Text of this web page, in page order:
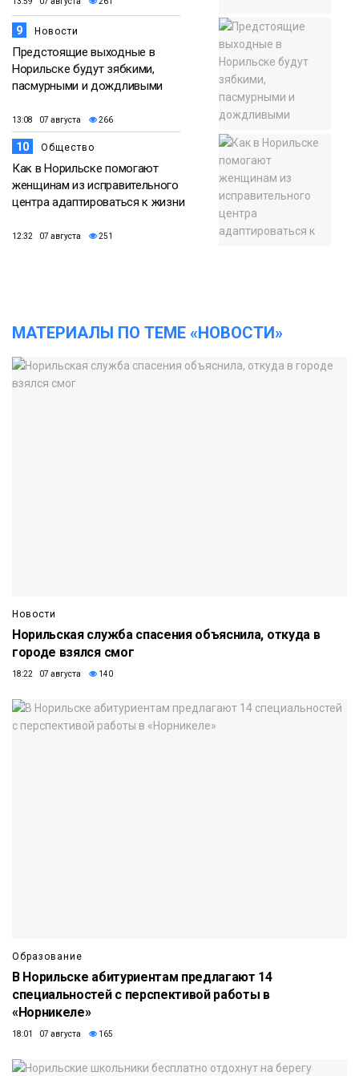
9 Новости
Предстоящие выходные в
Норильске будут зябкими,
пасмурными и дождливыми
13:08 07 августа 266
10 Общество
Как в Норильске помогают
женщинам из исправительного
центра адаптироваться к жизни
12:32 07 августа 251
МАТЕРИАЛЫ ПО ТЕМЕ «НОВОСТИ»
Новости
Норильская служба спасения объяснила, откуда в
городе взялся смог
18:22 07 августа 140
Образование
В Норильске абитуриентам предлагают 14
специальностей с перспективой работы в
«Норникеле»
18:01 07 августа 165